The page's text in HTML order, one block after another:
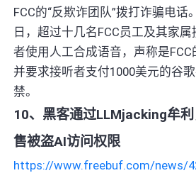
FCC的“反欺诈团队”拨打诈骗电话
日，超过十几名FCC员工及其家
者使用人工合成语音，声称是FCC
并要求接听者支付1000美元的谷
禁。
10、黑客通过LLMjacking牟
售被盗AI访问权限
https://www.freebuf.com/news/